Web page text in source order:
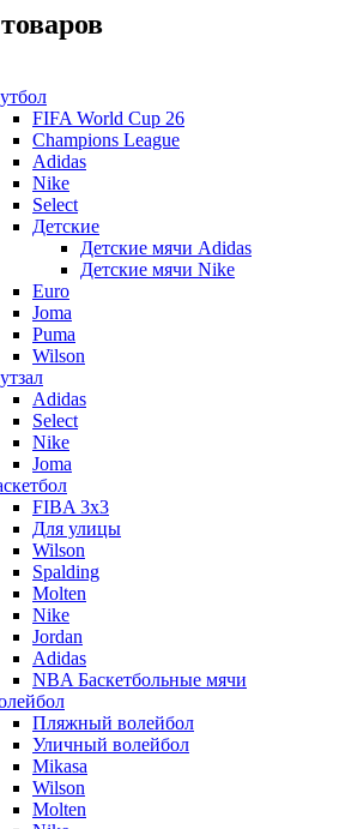
FIFA World Cup 26
Champions League
Adidas
Nike
Select
Детские
Детские мячи Adidas
Детские мячи Nike
Euro
Joma
Puma
Wilson
Adidas
Select
Nike
Joma
FIBA 3x3
Для улицы
Wilson
Spalding
Molten
Nike
Jordan
Adidas
NBA Баскетбольные мячи
Пляжный волейбол
Уличный волейбол
Mikasa
Wilson
Molten